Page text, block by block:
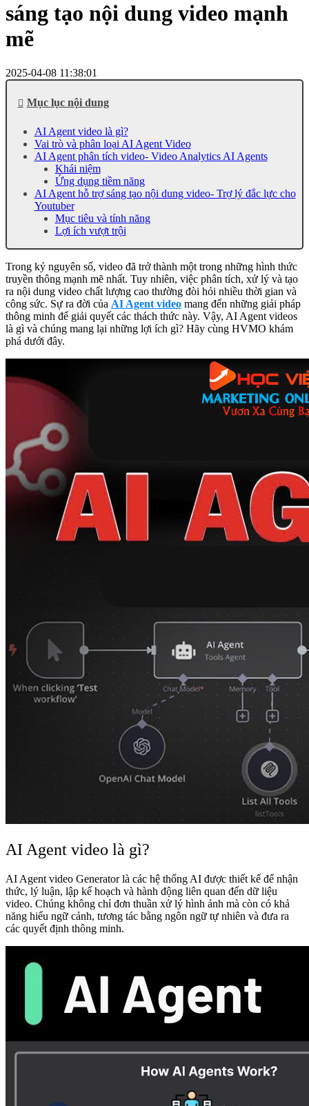
sáng tạo nội dung video mạnh
mẽ
2025-04-08 11:38:01
Mục lục nội dung
AI Agent video là gì?
Vai trò và phân loại AI Agent Video
AI Agent phân tích video- Video Analytics AI Agents
Khái niệm
Ứng dụng tiềm năng
AI Agent hỗ trợ sáng tạo nội dung video- Trợ lý đắc lực cho
Youtuber
Mục tiêu và tính năng
Lợi ích vượt trội
Trong kỷ nguyên số, video đã trở thành một trong những hình thức
truyền thông mạnh mẽ nhất. Tuy nhiên, việc phân tích, xử lý và tạo
ra nội dung video chất lượng cao thường đòi hỏi nhiều thời gian và
công sức. Sự ra đời của AI Agent video mang đến những giải pháp
thông minh để giải quyết các thách thức này. Vậy, AI Agent videos
là gì và chúng mang lại những lợi ích gì? Hãy cùng HVMO khám
phá dưới đây.
AI Agent video là gì?
AI Agent video Generator là các hệ thống AI được thiết kế để nhận
thức, lý luận, lập kế hoạch và hành động liên quan đến dữ liệu
video. Chúng không chỉ đơn thuần xử lý hình ảnh mà còn có khả
năng hiểu ngữ cảnh, tương tác bằng ngôn ngữ tự nhiên và đưa ra
các quyết định thông minh.